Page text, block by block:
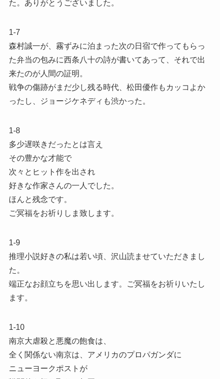
た。ありがとうございました。
1-7
森村誠一が、霧ずみに泊まった次の日宿で作ってもらっ
た弁当の包みに西条八十の詩が書いてあって、それで出
来たのが人間の証明。
戦争の傷跡がまだ少し残る時代、松田優作もカッコよか
ったし、ジョージケネディも渋かった。
1-8
多少遅咲きだったとは言え
その豊かな才能で
次々とヒット作を出され
好きな作家さんの一人でした。
ほんと残念です。
ご冥福をお祈りしま致します。
1-9
推理小説好きの私は若い頃、沢山読ませていただきまし
た。
端正なお顔立ちを思い出します。ご冥福をお祈りいたし
ます。
1-10
南京大虐殺と悪魔の飽食は、
全く関係ない南京は、アメリカのプロパガンダに
ニューヨークポストが